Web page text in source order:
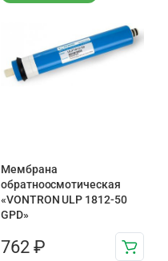
Мембрана
обратноосмотическая
«VONTRON ULP 1812-50
GPD»
762 ₽